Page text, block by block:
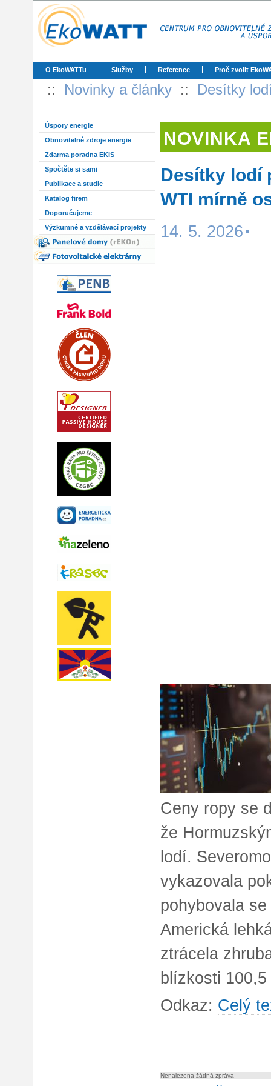
O EkoWATTu Služby Reference Proč zvolit
:: Novinky a články :: Desítky
Úspory energie
Obnovitelné zdroje energie
Zdarma poradna EKIS
Spočtěte si sami
Publikace a studie
Katalog firem
Doporučujeme
Výzkumné a vzdělávací projekty
NOVINKA
Desítky lodí
WTI mírně
14. 5. 2026
Ceny ropy se
že
lodí.
vykazovala
pohybovala
Americká
ztrácela
blízkosti
Odkaz: Celý
Nenalezena žádná zpráva